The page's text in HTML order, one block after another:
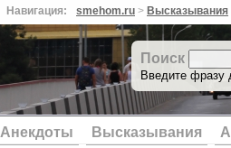
Навигация: smehom.ru > Высказывания
Поиск
Введите фразу
Анекдоты Высказывания